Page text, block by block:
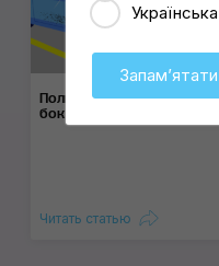
Полировка ку­зова: 8 оши­
бок нови­чка
Читать статью
Українська
Запамʼятати